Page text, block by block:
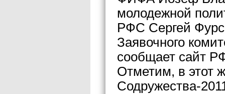
молодежной
РФС Сергей
Заявочного
сообщает сайт
Отметим, в этот
Содружества-